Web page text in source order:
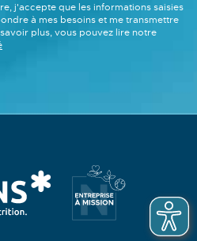
j'accepte que les informations saisies
à mes besoins et me transmettre
plus, vous pouvez lire notre